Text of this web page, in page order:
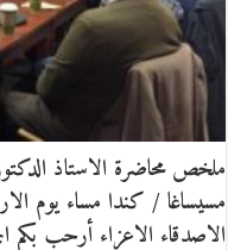
ملخص محاضرة الاستاذ الدكتور
الاصدقاء الاعزاء أرحب